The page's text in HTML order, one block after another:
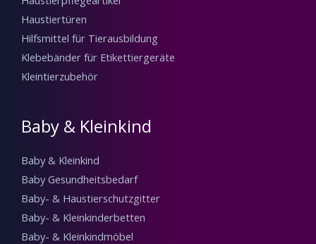
Haustiertüren
Hilfsmittel für Tierausbildung
Klebebänder für Etikettiergeräte
Kleintierzubehör
Baby & Kleinkind
Baby & Kleinkind
Baby Gesundheitsbedarf
Baby- & Haustierschutzgitter
Baby- & Kleinkinderbetten
Baby- & Kleinkindmöbel